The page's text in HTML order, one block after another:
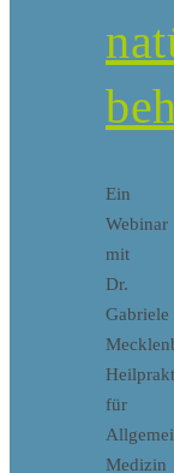
Ein
Webinar
mit
Dr.
Gabriele
für
Medizin